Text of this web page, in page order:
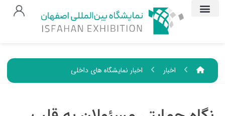
اخبار اخبار نمایشگاه های داخلی